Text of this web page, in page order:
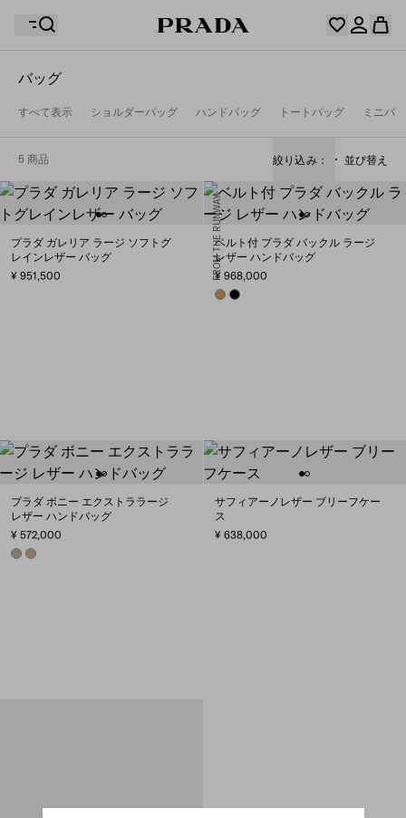
お客様のショッピングバッグに商品はありません。
お客様のショッピングバッグに商品はありません。
マイアカウントにログインまたは登録
ションをチェックし、お気に入りのアイテムをすべてウ
ィッシュリストに保存しておきましょう。
マイアカウントにログインまたは登録
バッグ
すべて表示 ショルダーバッグ ハンドバッグ トートバッグ ミニバ
5 商品 絞り込み： 並び替え
プラダ ガレリア ラージ ソフトグ
レインレザー バッグ
¥ 951,500
FROM THE RUNWAY
ベルト付 プラダ バックル ラージ
レザー ハンドバッグ
¥ 968,000
CARAMEL
BLACK
プラダ ボニー エクストララージ
レザー ハンドバッグ
¥ 572,000
TRAVERTINE
CLAY
サフィアーノレザー ブリーフケー
ス
¥ 638,000